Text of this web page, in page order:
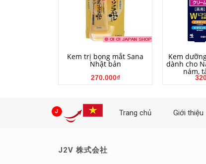
HẾT HÀNG
Kem trị bọng mắt Sana
Nhật bản
270.000₫
Kem
dành cho
nám,
Trang chủ Giới thiệu
J2V 株式会社